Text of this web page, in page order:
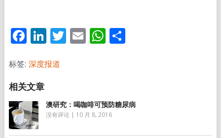
Facebook
LinkedIn
Twitter
EmailWhatsApp
分
标签: 深度报道
澳研究：喝咖啡可预防糖尿病
没有评论 | 10 月 8, 2016